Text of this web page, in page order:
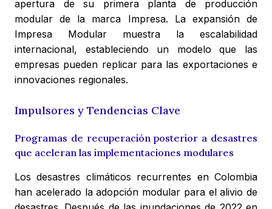
apertura de su primera planta de producción
modular de la marca Impresa. La expansión de
Impresa Modular muestra la escalabilidad
internacional, estableciendo un modelo que las
empresas pueden replicar para las exportaciones e
innovaciones regionales.
Impulsores y Tendencias Clave
Programas de recuperación posterior a desastres
que aceleran las implementaciones modulares
Los desastres climáticos recurrentes en Colombia
han acelerado la adopción modular para el alivio de